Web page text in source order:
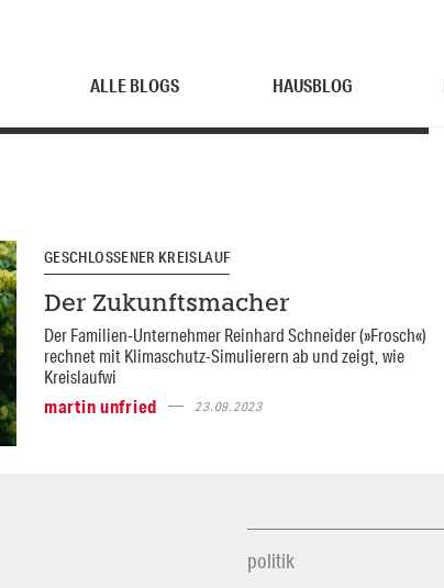
ALLE BLOGS HAUSBLOG
GESCHLOSSENER KREISLAUF
Der Zukunftsmacher
Der Familien-Unternehmer Reinhard Schneider (»Frosch«)
rechnet mit Klimaschutz-Simulierern ab und zeigt, wie
Kreislaufwi
martin unfried
23.09.2023
politik